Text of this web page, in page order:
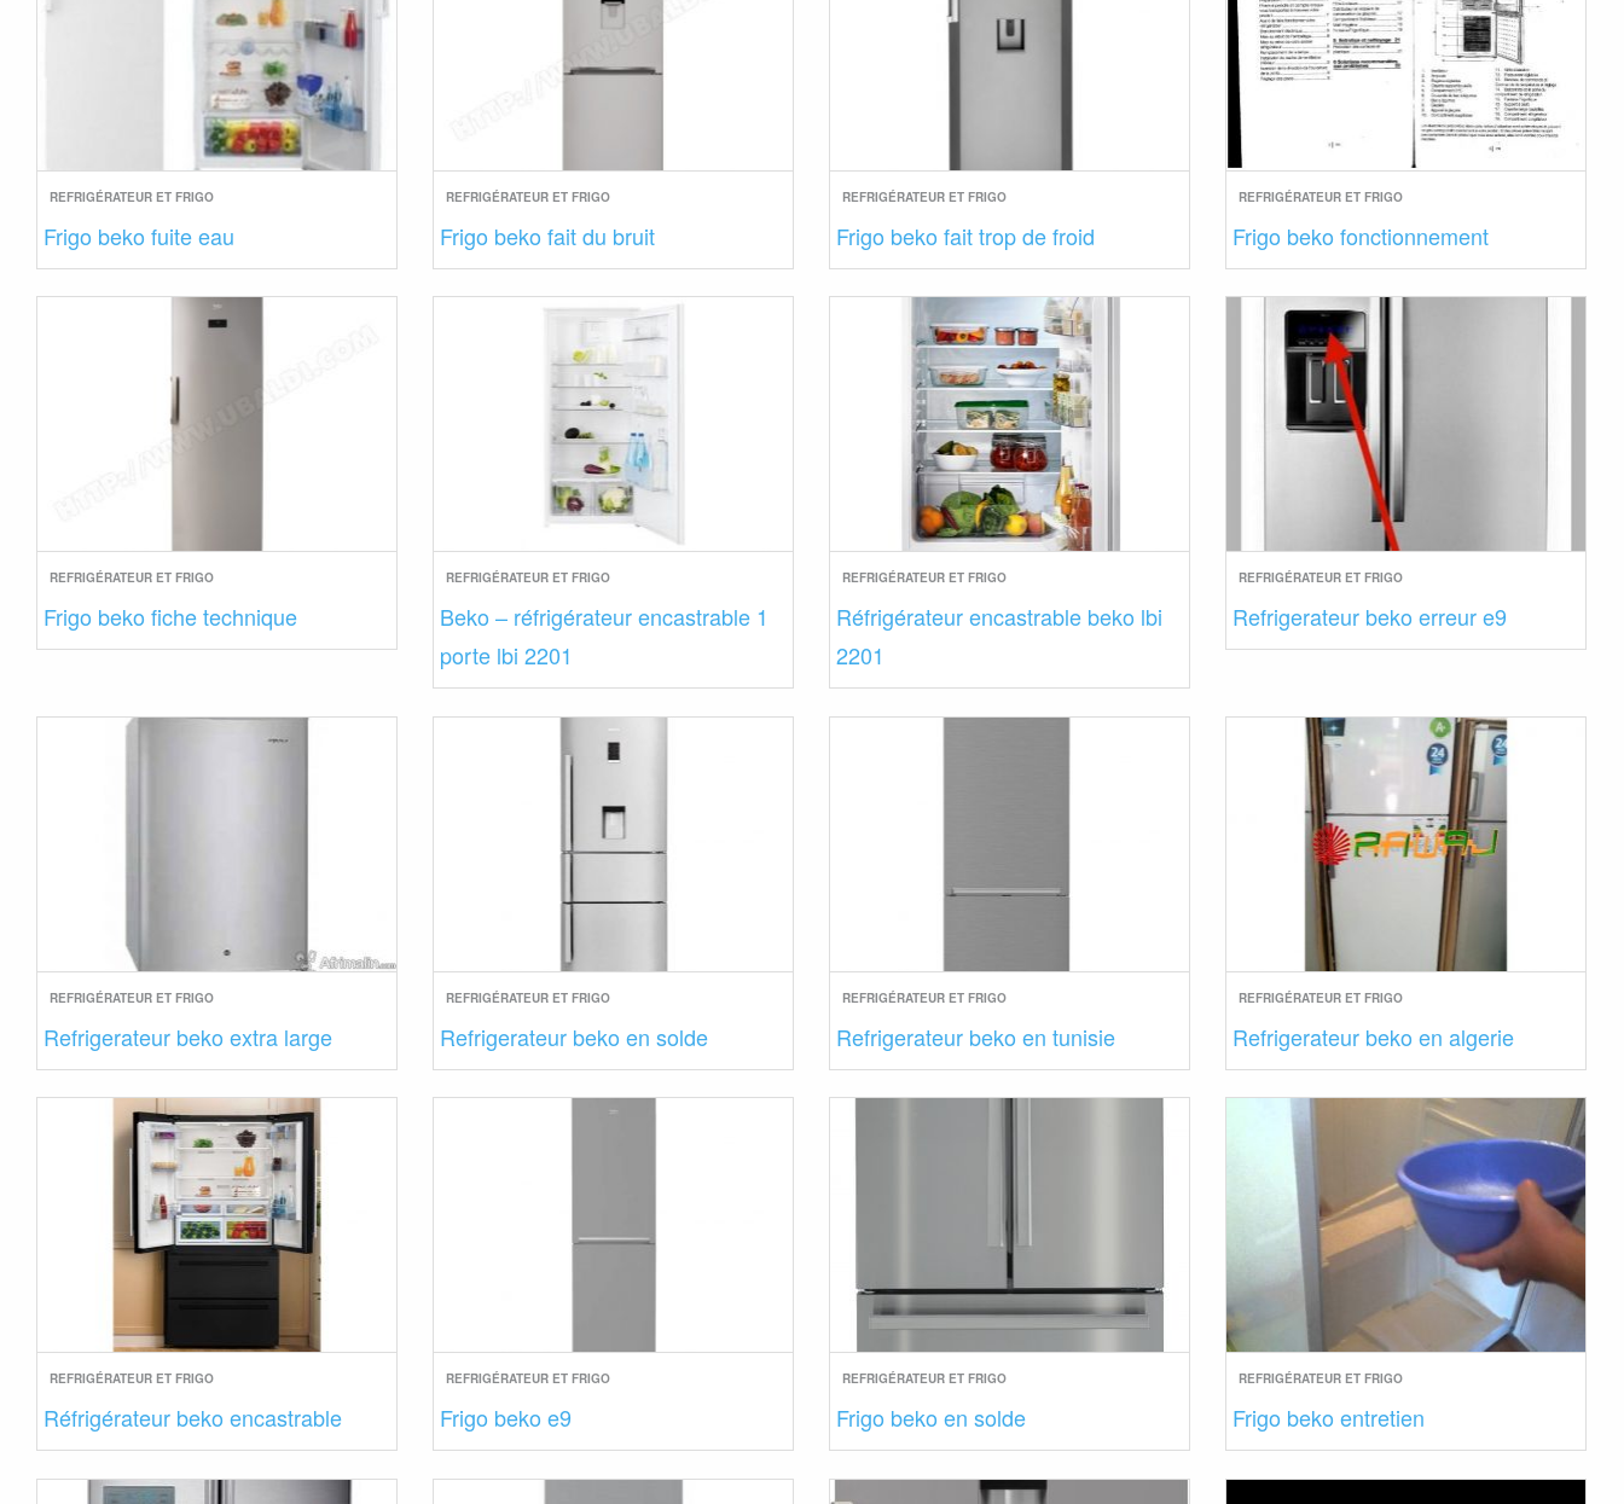
REFRIGÉRATEUR ET FRIGO
Frigo beko fuite eau
REFRIGÉRATEUR ET FRIGO
Frigo beko fait du bruit
REFRIGÉRATEUR ET FRIGO
Frigo beko fait trop de froid
REFRIGÉRATEUR ET FRIGO
Frigo beko fonctionnement
REFRIGÉRATEUR ET FRIGO
Frigo beko fiche technique
REFRIGÉRATEUR ET FRIGO
Beko – réfrigérateur encastrable 1
porte lbi 2201
REFRIGÉRATEUR ET FRIGO
Réfrigérateur encastrable beko lbi
2201
REFRIGÉRATEUR ET FRIGO
Refrigerateur beko erreur e9
REFRIGÉRATEUR ET FRIGO
Refrigerateur beko extra large
REFRIGÉRATEUR ET FRIGO
Refrigerateur beko en solde
REFRIGÉRATEUR ET FRIGO
Refrigerateur beko en tunisie
REFRIGÉRATEUR ET FRIGO
Refrigerateur beko en algerie
REFRIGÉRATEUR ET FRIGO
Réfrigérateur beko encastrable
REFRIGÉRATEUR ET FRIGO
Frigo beko e9
REFRIGÉRATEUR ET FRIGO
Frigo beko en solde
REFRIGÉRATEUR ET FRIGO
Frigo beko entretien